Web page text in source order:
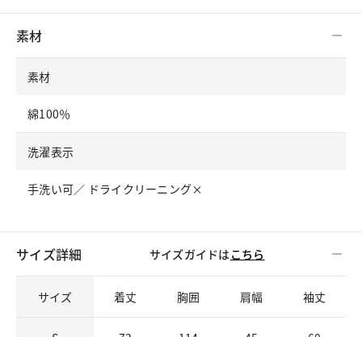
素材
素材
綿100％
洗濯表示
手洗い可／ ドライクリーニング×
サイズ詳細 サイズガイドは こちら
サイズ 着丈 胸囲 肩幅 袖丈